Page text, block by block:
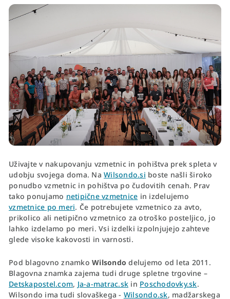
Uživajte v nakupovanju vzmetnic in pohištva prek spleta v
udobju svojega doma. Na Wilsondo.si boste našli široko
ponudbo vzmetnic in pohištva po čudovitih cenah. Prav
tako ponujamo netipične vzmetnice in izdelujemo
vzmetnice po meri. Če potrebujete vzmetnico za avto,
prikolico ali netipično vzmetnico za otroško posteljico, jo
lahko izdelamo po meri. Vsi izdelki izpolnjujejo zahteve
glede visoke kakovosti in varnosti.
Pod blagovno znamko Wilsondo delujemo od leta 2011.
Blagovna znamka zajema tudi druge spletne trgovine –
Detskapostel.com, Ja-a-matrac.sk in Poschodovky.sk.
Wilsondo ima tudi slovaškega - Wilsondo.sk, madžarskega